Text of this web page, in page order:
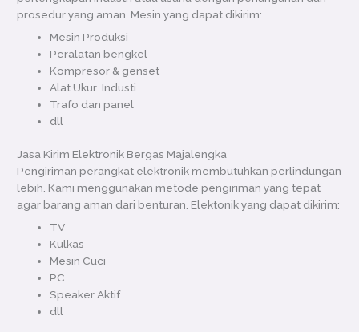
prosedur yang aman. Mesin yang dapat dikirim:
Mesin Produksi
Peralatan bengkel
Kompresor & genset
Alat Ukur Industi
Trafo dan panel
dll
Jasa Kirim Elektronik Bergas Majalengka
Pengiriman perangkat elektronik membutuhkan perlindungan
lebih. Kami menggunakan metode pengiriman yang tepat
agar barang aman dari benturan. Elektonik yang dapat dikirim:
TV
Kulkas
Mesin Cuci
PC
Speaker Aktif
dll